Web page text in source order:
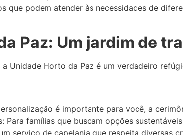
que podem atender às necessidades de
Paz: Um jardim de
Unidade Horto da Paz é um verdadeiro
é importante para você, a
Para famílias que buscam opções
serviço de capelania que respeita diversas